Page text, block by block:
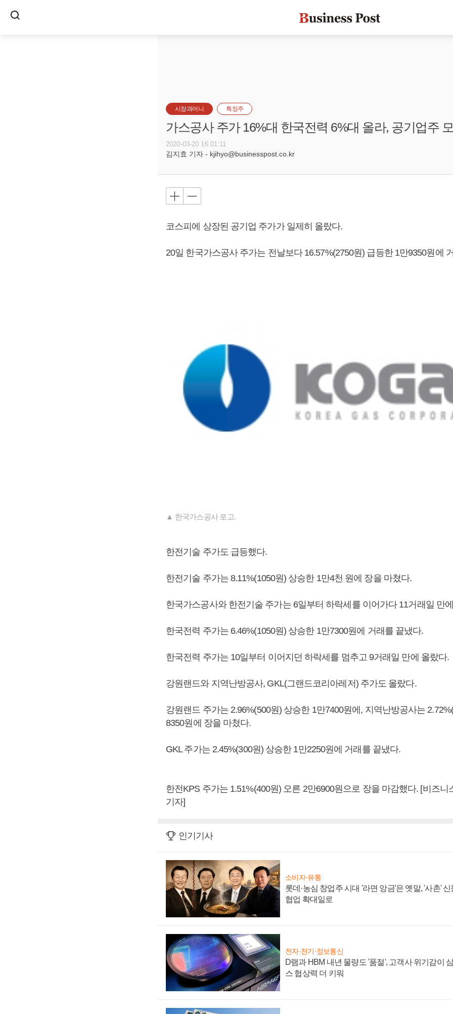
시장과머니 특징주
가스공사 주가 16%대 한국전력 6%대 올라, 공기업주
2020-03-20 16:01:11
김지효 기자 - kjihyo@businesspost.co.kr
코스피에 상장된 공기업 주가가 일제히 올랐다.
20일 한국가스공사 주가는 전날보다 16.57%(2750원) 급등한 1만9350원에
▲ 한국가스공사 로고.
한전기술 주가도 급등했다.
한전기술 주가는 8.11%(1050원) 상승한 1만4천 원에 장을 마쳤다.
한국가스공사와 한전기술 주가는 6일부터 하락세를 이어가다 11거래일 만
한국전력 주가는 6.46%(1050원) 상승한 1만7300원에 거래를 끝냈다.
한국전력 주가는 10일부터 이어지던 하락세를 멈추고 9거래일 만에 올랐다.
강원랜드와 지역난방공사, GKL(그랜드코리아레저) 주가도 올랐다.
강원랜드 주가는 2.96%(500원) 상승한 1만7400원에, 지역난방공사는
8350원에 장을 마쳤다.
GKL 주가는 2.45%(300원) 상승한 1만2250원에 거래를 끝냈다.
한전KPS 주가는 1.51%(400원) 오른 2만6900원으로 장을 마감했다. [비즈니
기자]
인기기사
소비자·유통
롯데·농심 창업주 시대 '라면 앙금'은 옛말, '사촌' 신
협업 확대일로
전자·전기·정보통신
D램과 HBM 내년 물량도 '품절', 고객사 위기감이
스 협상력 더 키워